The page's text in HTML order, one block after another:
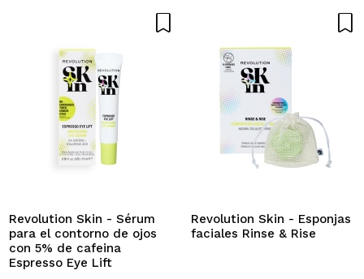
Revolution Skin - Sérum
para el contorno de ojos
con 5% de cafeina
Espresso Eye Lift
Revolution Skin - Esponjas
faciales Rinse & Rise